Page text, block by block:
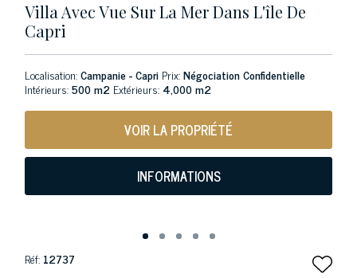
Villa Avec Vue Sur La Mer Dans L'île De
Capri
Localisation:Campanie - Capri Prix:Négociation Confidentielle
Intérieurs:500 m2 Extérieurs: 4,000 m2
VOIR LA PROPRIÉTÉ
INFORMATIONS
Réf: 12737